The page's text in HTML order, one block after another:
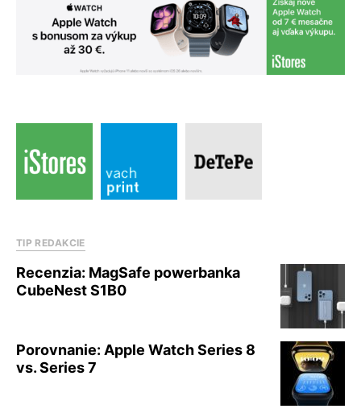
TIP REDAKCIE
Recenzia: MagSafe powerbanka
CubeNest S1B0
Porovnanie: Apple Watch Series 8
vs. Series 7